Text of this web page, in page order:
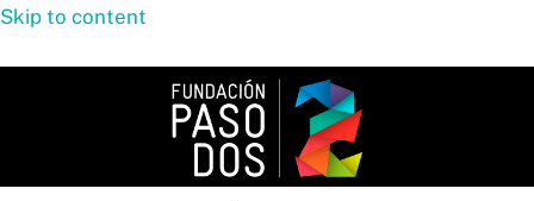
Skip to content